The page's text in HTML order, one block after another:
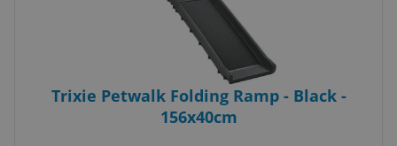
Trixie Petwalk Folding Ramp - Black -
156x40cm